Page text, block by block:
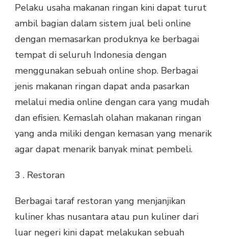
Pelaku usaha makanan ringan kini dapat turut
ambil bagian dalam sistem jual beli online
dengan memasarkan produknya ke berbagai
tempat di seluruh Indonesia dengan
menggunakan sebuah online shop. Berbagai
jenis makanan ringan dapat anda pasarkan
melalui media online dengan cara yang mudah
dan efisien. Kemaslah olahan makanan ringan
yang anda miliki dengan kemasan yang menarik
agar dapat menarik banyak minat pembeli.
3 . Restoran
Berbagai taraf restoran yang menjanjikan
kuliner khas nusantara atau pun kuliner dari
luar negeri kini dapat melakukan sebuah